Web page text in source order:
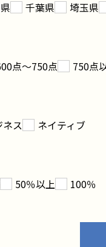
千葉県 埼玉県
点～750点 750点
ネス ネイティブ
50％以上 100％